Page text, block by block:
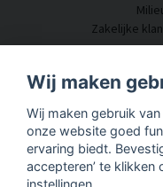
Zakelijke
Wij maken
Wij maken gebruik
onze website goed
ervaring biedt.
accepteren’ te
instellingen